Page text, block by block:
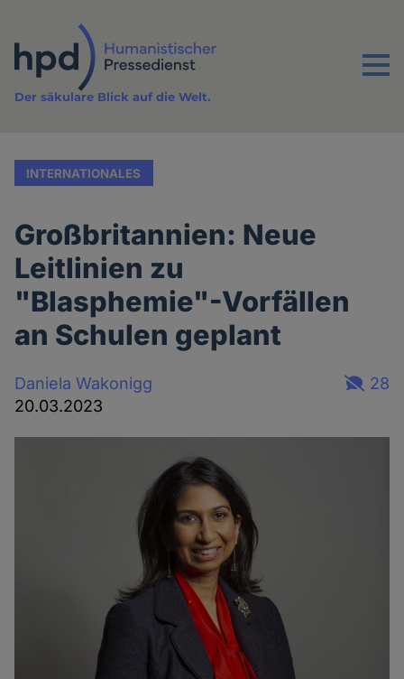
Inhalt
Menu
Der säkulare Blick auf die Welt.
INTERNATIONALES
Großbritannien: Neue
Leitlinien zu
"Blasphemie"-Vorfällen
an Schulen geplant
Daniela Wakonigg
20.03.2023
28